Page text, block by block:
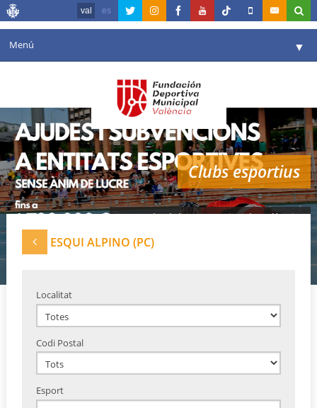
val es
Menú ▼
Agenda
Instal·lacions ▼
Comunicació ▼
València en esport ▼
Clubs esportius
Xarxa de clubes esportius de València
ESQUI ALPINO (PC)
Localitat
Codi Postal
Esport